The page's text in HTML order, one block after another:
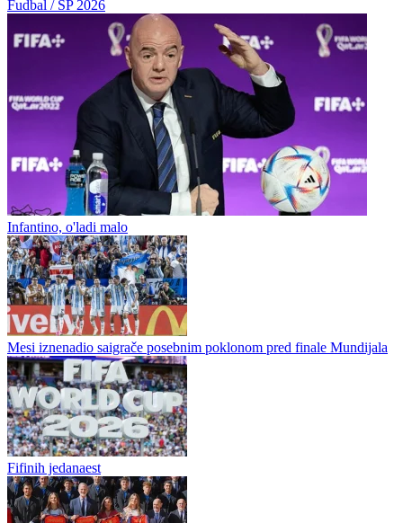
Fudbal / SP 2026
Infantino, o'ladi malo